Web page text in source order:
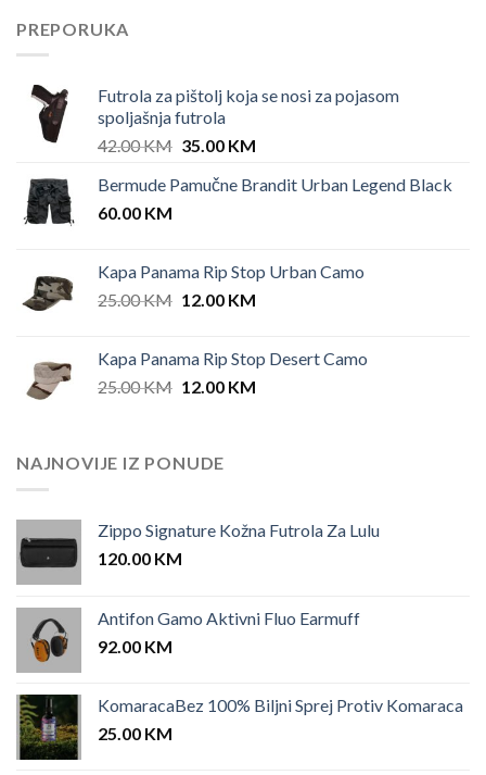
PREPORUKA
Futrola za pištolj koja se nosi za pojasom
spoljašnja futrola
42.00KM Original
was:
35.00 KMCurrent
is:
Bermude Pamučne Brandit Urban Legend Black
60.00 KM
Kapa Panama Rip Stop Urban Camo
25.00KM Original
25.00 KM.
12.00 KMCurrent
12.00 KM.
Kapa Panama Rip Stop Desert Camo
25.00KM Original
25.00 KM.
12.00 KMCurrent
NAJNOVIJE IZ PONUDE
Zippo Signature Kožna Futrola Za Lulu
120.00 KM
Antifon Gamo Aktivni Fluo Earmuff
92.00 KM
KomaracaBez 100% Biljni Sprej Protiv Komaraca
25.00 KM